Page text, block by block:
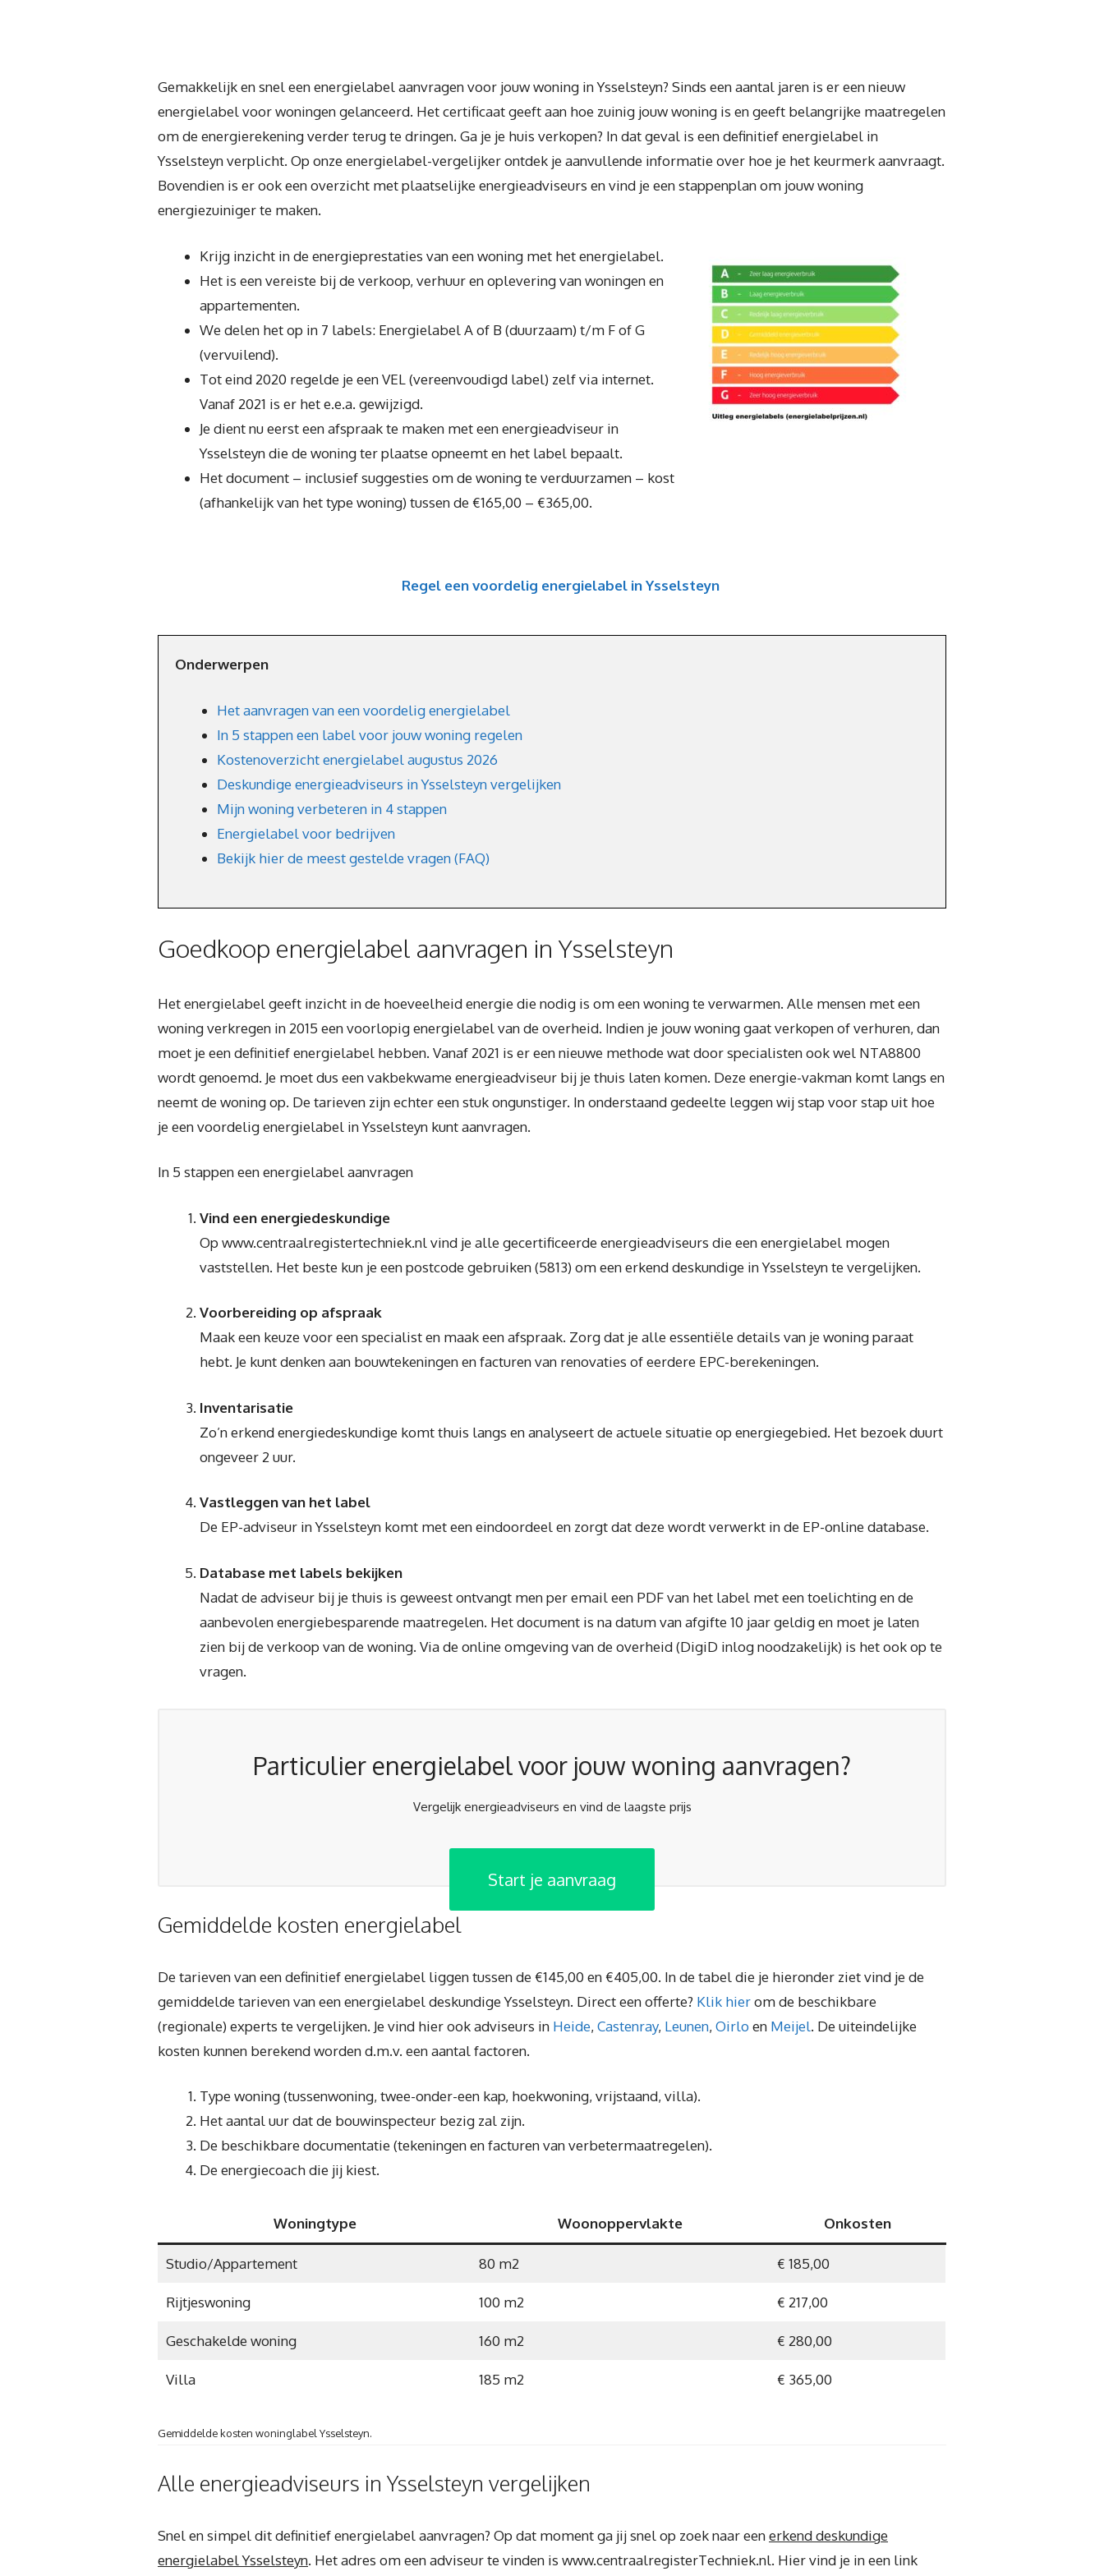
Gemakkelijk en snel een energielabel aanvragen voor jouw woning in Ysselsteyn? Sinds een aantal jaren is er een nieuw
energielabel voor woningen gelanceerd. Het certificaat geeft aan hoe zuinig jouw woning is en geeft belangrijke maatregelen
om de energierekening verder terug te dringen. Ga je je huis verkopen? In dat geval is een definitief energielabel in
Ysselsteyn verplicht. Op onze energielabel-vergelijker ontdek je aanvullende informatie over hoe je het keurmerk aanvraagt.
Bovendien is er ook een overzicht met plaatselijke energieadviseurs en vind je een stappenplan om jouw woning
energiezuiniger te maken.
Krijg inzicht in de energieprestaties van een woning met het energielabel.
Het is een vereiste bij de verkoop, verhuur en oplevering van woningen en
appartementen.
We delen het op in 7 labels: Energielabel A of B (duurzaam) t/m F of G
(vervuilend).
Tot eind 2020 regelde je een VEL (vereenvoudigd label) zelf via internet.
Vanaf 2021 is er het e.e.a. gewijzigd.
Je dient nu eerst een afspraak te maken met een energieadviseur in
Ysselsteyn die de woning ter plaatse opneemt en het label bepaalt.
Het document – inclusief suggesties om de woning te verduurzamen – kost
(afhankelijk van het type woning) tussen de €165,00 – €365,00.
Regel een voordelig energielabel in Ysselsteyn
Onderwerpen
Het aanvragen van een voordelig energielabel
In 5 stappen een label voor jouw woning regelen
Kostenoverzicht energielabel augustus 2026
Deskundige energieadviseurs in Ysselsteyn vergelijken
Mijn woning verbeteren in 4 stappen
Energielabel voor bedrijven
Bekijk hier de meest gestelde vragen (FAQ)
Goedkoop energielabel aanvragen in Ysselsteyn
Het energielabel geeft inzicht in de hoeveelheid energie die nodig is om een woning te verwarmen. Alle mensen met een
woning verkregen in 2015 een voorlopig energielabel van de overheid. Indien je jouw woning gaat verkopen of verhuren, dan
moet je een definitief energielabel hebben. Vanaf 2021 is er een nieuwe methode wat door specialisten ook wel NTA8800
wordt genoemd. Je moet dus een vakbekwame energieadviseur bij je thuis laten komen. Deze energie-vakman komt langs en
neemt de woning op. De tarieven zijn echter een stuk ongunstiger. In onderstaand gedeelte leggen wij stap voor stap uit hoe
je een voordelig energielabel in Ysselsteyn kunt aanvragen.
In 5 stappen een energielabel aanvragen
Vind een energiedeskundige
Op www.centraalregistertechniek.nl vind je alle gecertificeerde energieadviseurs die een energielabel mogen
vaststellen. Het beste kun je een postcode gebruiken (5813) om een erkend deskundige in Ysselsteyn te vergelijken.
Voorbereiding op afspraak
Maak een keuze voor een specialist en maak een afspraak. Zorg dat je alle essentiële details van je woning paraat
hebt. Je kunt denken aan bouwtekeningen en facturen van renovaties of eerdere EPC-berekeningen.
Inventarisatie
Zo’n erkend energiedeskundige komt thuis langs en analyseert de actuele situatie op energiegebied. Het bezoek duurt
ongeveer 2 uur.
Vastleggen van het label
De EP-adviseur in Ysselsteyn komt met een eindoordeel en zorgt dat deze wordt verwerkt in de EP-online database.
Database met labels bekijken
Nadat de adviseur bij je thuis is geweest ontvangt men per email een PDF van het label met een toelichting en de
aanbevolen energiebesparende maatregelen. Het document is na datum van afgifte 10 jaar geldig en moet je laten
zien bij de verkoop van de woning. Via de online omgeving van de overheid (DigiD inlog noodzakelijk) is het ook op te
vragen.
Particulier energielabel voor jouw woning aanvragen?
Vergelijk energieadviseurs en vind de laagste prijs
Start je aanvraag
Gemiddelde kosten energielabel
De tarieven van een definitief energielabel liggen tussen de €145,00 en €405,00. In de tabel die je hieronder ziet vind je de
gemiddelde tarieven van een energielabel deskundige Ysselsteyn. Direct een offerte? Klik hierom de beschikbare
(regionale) experts te vergelijken. Je vind hier ook adviseurs in Heide, Castenray, Leunen, Oirloen Meijel. De uiteindelijke
kosten kunnen berekend worden d.m.v. een aantal factoren.
Type woning (tussenwoning, twee-onder-een kap, hoekwoning, vrijstaand, villa).
Het aantal uur dat de bouwinspecteur bezig zal zijn.
De beschikbare documentatie (tekeningen en facturen van verbetermaatregelen).
De energiecoach die jij kiest.
Woningtype Woonoppervlakte Onkosten
Studio/Appartement 80 m2 € 185,00
Rijtjeswoning 100 m2 € 217,00
Geschakelde woning 160 m2 € 280,00
Villa 185 m2 € 365,00
Gemiddelde kosten woninglabel Ysselsteyn.
Alle energieadviseurs in Ysselsteyn vergelijken
Snel en simpel dit definitief energielabel aanvragen? Op dat moment ga jij snel op zoek naar eenerkend deskundige
energielabel Ysselsteyn. Het adres om een adviseur te vinden is www.centraalregisterTechniek.nl. Hier vind je in een link